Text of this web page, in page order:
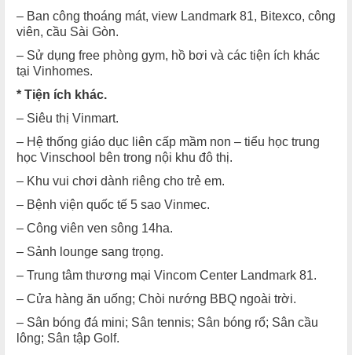
– Ban công thoáng mát, view Landmark 81, Bitexco, công
viên, cầu Sài Gòn.
– Sử dụng free phòng gym, hồ bơi và các tiện ích khác
tại Vinhomes.
* Tiện ích khác.
– Siêu thị Vinmart.
– Hệ thống giáo dục liên cấp mầm non – tiểu học trung
học Vinschool bên trong nội khu đô thị.
– Khu vui chơi dành riêng cho trẻ em.
– Bệnh viện quốc tế 5 sao Vinmec.
– Công viên ven sông 14ha.
– Sảnh lounge sang trọng.
– Trung tâm thương mại Vincom Center Landmark 81.
– Cửa hàng ăn uống; Chòi nướng BBQ ngoài trời.
– Sân bóng đá mini; Sân tennis; Sân bóng rổ; Sân cầu
lông; Sân tập Golf.